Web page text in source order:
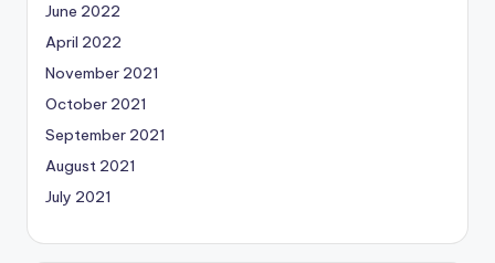
June 2022
April 2022
November 2021
October 2021
September 2021
August 2021
July 2021